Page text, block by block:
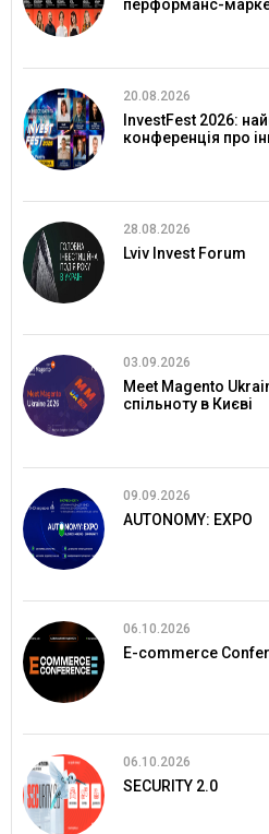
перформанс-
20.08.2026
InvestFest 2026:
конференція про
28.08.2026
Lviv Invest Forum
03.09.2026
Meet Magento
спільноту в Києві
09.09.2026
AUTONOMY: EXPO
06.10.2026
E-commerce
06.10.2026
SECURITY 2.0